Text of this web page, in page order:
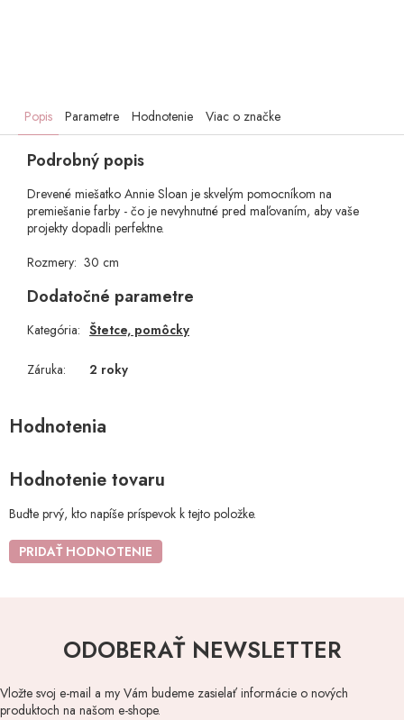
Popis Parametre Hodnotenie Viac o značke
Podrobný popis
Drevené miešatko Annie Sloan je skvelým pomocníkom na
premiešanie farby - čo je nevyhnutné pred maľovaním, aby vaše
projekty dopadli perfektne.
Rozmery: 30 cm
Dodatočné parametre
Kategória: Štetce, pomôcky
Záruka: 2 roky
Hodnotenie tovaru
Buďte prvý, kto napíše príspevok k tejto položke.
PRIDAŤ HODNOTENIE
ODOBERAŤ NEWSLETTER
Vložte svoj e-mail a my Vám budeme zasielať informácie o nových
produktoch na našom e-shope.